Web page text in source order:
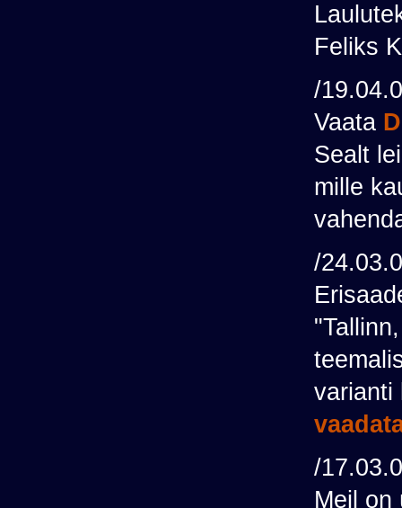
Feliks
/
Vaata
Sealt
mille
/
varianti
/
Meil on